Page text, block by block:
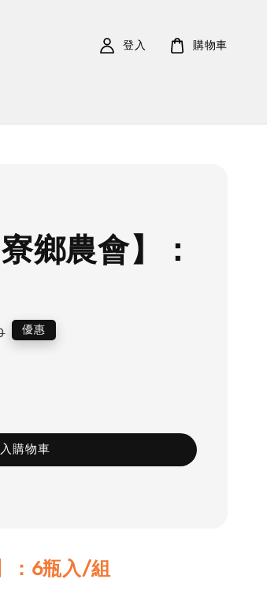
登入 購物車
鄉農會】：
優惠
購物車
：6瓶入/組